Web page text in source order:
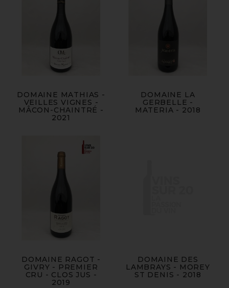
DOMAINE MATHIAS -
VEILLES VIGNES -
MÂCON-CHAINTRÉ -
2021
DOMAINE LA
GERBELLE -
MATERIA - 2018
DOMAINE RAGOT -
GIVRY - PREMIER
CRU - CLOS JUS -
2019
DOMAINE DES
LAMBRAYS - MOREY
ST DENIS - 2018